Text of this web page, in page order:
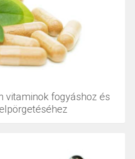
vitaminok fogyáshoz és